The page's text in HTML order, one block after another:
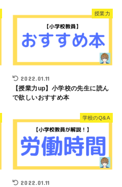
授業力
2022.01.11
【授業力up】小学校の先生に読ん
で欲しいおすすめ本
学校のQ&A
2022.01.11